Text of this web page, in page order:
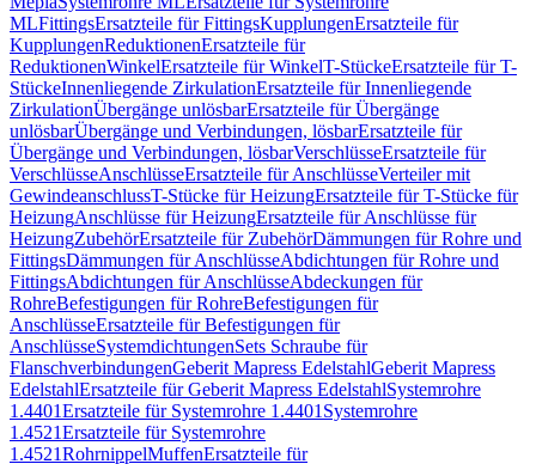
MLFittingsErsatzteile für FittingsKupplungenErsatzteile für
KupplungenReduktionenErsatzteile für
ReduktionenWinkelErsatzteile für WinkelT-StückeErsatzteile für T-
StückeInnenliegende ZirkulationErsatzteile für Innenliegende
ZirkulationÜbergänge unlösbarErsatzteile für Übergänge
unlösbarÜbergänge und Verbindungen, lösbarErsatzteile für
Übergänge und Verbindungen, lösbarVerschlüsseErsatzteile für
VerschlüsseAnschlüsseErsatzteile für AnschlüsseVerteiler mit
GewindeanschlussT-Stücke für HeizungErsatzteile für T-Stücke für
HeizungAnschlüsse für HeizungErsatzteile für Anschlüsse für
HeizungZubehörErsatzteile für ZubehörDämmungen für Rohre und
FittingsDämmungen für AnschlüsseAbdichtungen für Rohre und
FittingsAbdichtungen für AnschlüsseAbdeckungen für
RohreBefestigungen für RohreBefestigungen für
AnschlüsseErsatzteile für Befestigungen für
AnschlüsseSystemdichtungenSets Schraube für
FlanschverbindungenGeberit Mapress EdelstahlGeberit Mapress
EdelstahlErsatzteile für Geberit Mapress EdelstahlSystemrohre
1.4401Ersatzteile für Systemrohre 1.4401 Systemrohre
1.4521Ersatzteile für Systemrohre
1.4521RohrnippelMuffenErsatzteile für